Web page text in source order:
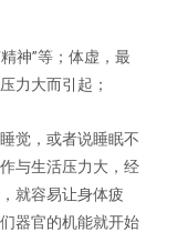
神”等；体虚，最
力大而引起；
觉，或者说睡眠不
与生活压力大，经
就容易让身体疲
器官的机能就开始